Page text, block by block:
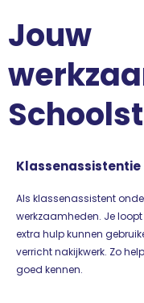
Jouw
Klassenassistentie
Als klassenassistent
werkzaamheden. Je
extra hulp kunnen
verricht nakijkwerk. Zo
goed kennen.